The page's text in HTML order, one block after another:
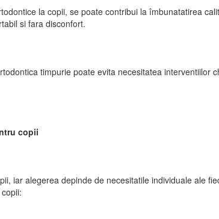
la copii, se poate contribui la îmbunatatirea
si fara disconfort.
timpurie poate evita necesitatea interventiilor
copii
iar alegerea depinde de necesitatile individuale ale